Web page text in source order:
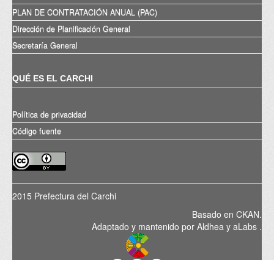
PLAN DE CONTRATACIÓN ANUAL (PAC)
Dirección de Planificación General
Secretaría General
QUÉ ES EL CARCHI
Política de privacidad
Código fuente
2015 Prefectura del Carchi
Basado en CKAN.
Adaptado y mantenido por Aldhea y aLabs .